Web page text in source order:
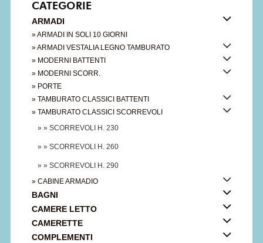
CATEGORIE
ARMADI
» ARMADI IN SOLI 10 GIORNI
» ARMADI VESTALIA LEGNO TAMBURATO
» MODERNI BATTENTI
» MODERNI SCORR.
» PORTE
» TAMBURATO CLASSICI BATTENTI
» TAMBURATO CLASSICI SCORREVOLI
» » SCORREVOLI H. 230
» » SCORREVOLI H. 260
» » SCORREVOLI H. 290
» CABINE ARMADIO
BAGNI
CAMERE LETTO
CAMERETTE
COMPLEMENTI